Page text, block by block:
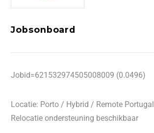
Jobsonboard
Jobid=621532974505008009 (0.0496)
Locatie: Porto / Hybrid / Remote Portugal
Relocatie ondersteuning beschikbaar